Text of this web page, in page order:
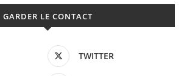
GARDER LE CONTACT
TWITTER